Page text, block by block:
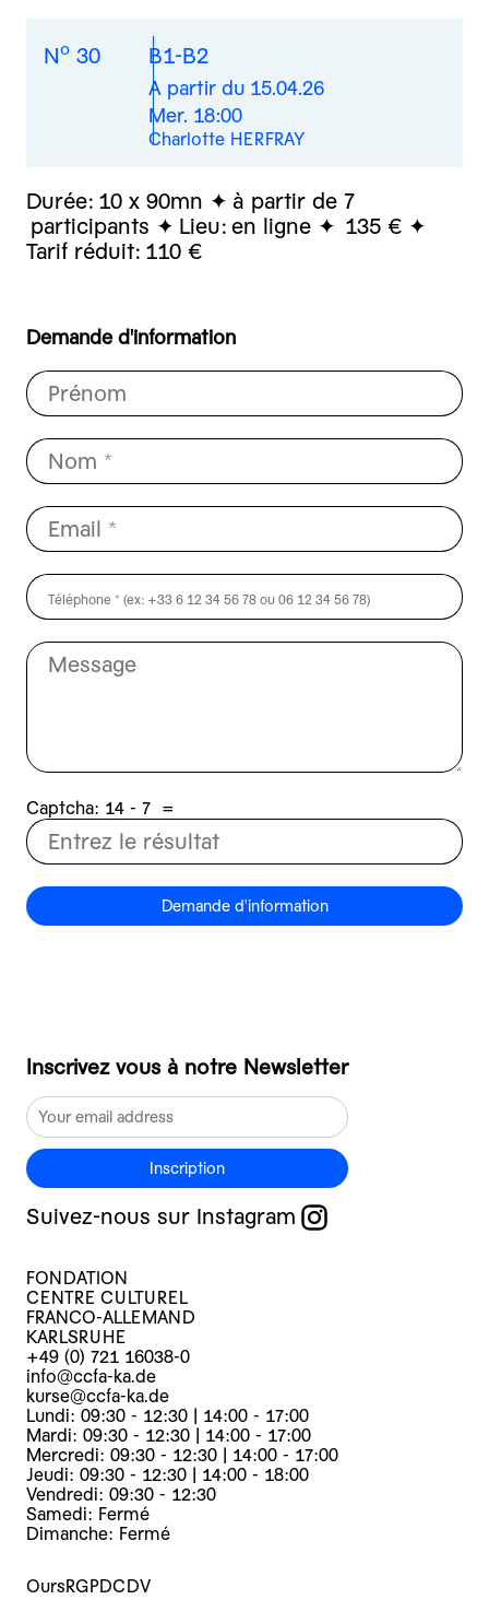
No 30 B1-B2
A partir du 15.04.26
Mer. 18:00
Charlotte HERFRAY
Durée: 10 x 90mn
à partir de 7
participants
Lieu: en ligne
135 €
Tarif réduit: 110 €
Demande d'information
Captcha: 7 - 41 =
Demande d'information
Inscrivez vous à notre Newsletter
Inscription
Suivez-nous sur Instagram
FONDATION
CENTRE CULTUREL
FRANCO-ALLEMAND
KARLSRUHE
+49 (0) 721 16038-0
info@ccfa-ka.de
kurse@ccfa-ka.de
Lundi: 09:30 - 12:30 | 14:00 - 17:00
Mardi: 09:30 - 12:30 | 14:00 - 17:00
Mercredi: 09:30 - 12:30 | 14:00 - 17:00
Jeudi: 09:30 - 12:30 | 14:00 - 18:00
Vendredi: 09:30 - 12:30
Samedi: Fermé
Dimanche: Fermé
OursRGPDCDV